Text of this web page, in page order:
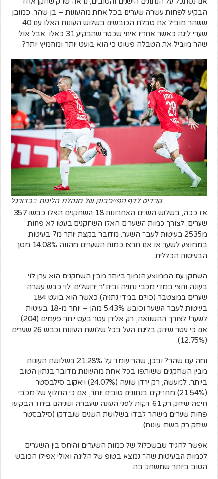
הבקיע לפחות עשרה שערים בכל אחת מהעונות – בן שהר. כמובן
ששהר מוביל את טבלת הכובשים בשלוש העונות האלו עם 40
שערי ליגה כאשר אחריו איתי שכטר שהבקיע 31 כאלו. אבל אולי
שהר מוביל את הטבלה פשוט כי הוא בועט יותר ומחמיץ יותר?
קרדיט לדף הפייסבוק של מנהלת הליגות בכדורגל
אז ככה, בשלוש השנים האחרונות 18 השחקנים האלו כבשו 357
שערים. לצורך כמות השערים האלו השחקנים בעטו לא פחות
מ2535 בעיטות לעבר השער. מדובר בקצת יותר מ7 בעיטות
בממוצע לשער או אם תרצו כמות השערים מהווה 14.08% מסך
הבעיטות הכללית.
השחקן עם הממוצע הנמוך ביותר מבין השחקנים הוא ערן לוי
בעונה וחצי במדי מכבי נתניה ובית"ר ירושלים. לוי כבש עשרה
שערים במצטבר (כולם במדי נתניה) כאשר הוא בועט 184
בעיטות לעבר השער וכובש 5.43% מהן – יותר מ-18 בעיטות
לשער! לצורך ההשוואה, רק אלירן עטר בעט יותר פעמים (204)
אם כי עטר שיחק בליגת העל בכל שלושת העונות וכבש 26 שערים
(12.75%).
ומה עם שהר? ובכן, שהר עומד על 21.28% בשלושת העונות.
מבין השחקנים ששותפו בכל אחת מהעונות מדובר בנתון הטוב
ביותר. למעשה, רק ירדן שועה (24.07%) ויאקוב סילבסטר
(21.54%) מחזיקים בנתונים טובים יותר, אם כי החלוץ של מכבי
חיפה שיחק רק 61 דקות לפני העונה שעברה ושניהם ביחד הבקיעו
פחות שערים משהר לבדו בשלושת השנים שנבדקו (סילבסטר
שיחק רק בשתי עונות).
אפשר להגיד שבשכלול של כמות השערים והיחס בין השערים
לכמות הבעיטות שהר נמצא בטופ של הליגה ואולי אפילו הכובש
הטוב ביותר שמשחק בה.